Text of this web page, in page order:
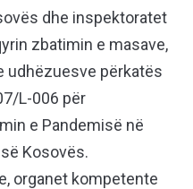
dhe inspektoratet
zbatimin e masave,
udhëzuesve përkatës
L-006 për
e Pandemisë në
Kosovës.
organet kompetente